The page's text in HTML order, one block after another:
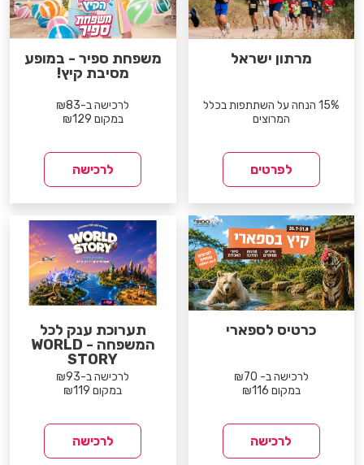
מרתון ישראל
15% הנחה על השתתפות בכלל
המרוצים
לפרטים
משפחת ספיר - במופע
מסיבת קיץ!
לרכישה ב-₪83
במקום ₪129
לרכישה
כרטיס לספארי
לרכישה ב- ₪70
במקום ₪116
לרכישה
תערוכת ענק לכל
המשפחה - WORLD
STORY
לרכישה ב-₪93
במקום ₪119
לרכישה